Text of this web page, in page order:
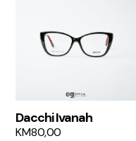
Dacchi Ivanah
KM80,00